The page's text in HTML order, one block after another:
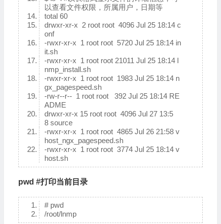
以查看文件权限，所属用户，日期等
total 60
drwxr-xr-x 2 root root 4096 Jul 25 18:14 c
onf
-rwxr-xr-x 1 root root 5720 Jul 25 18:14 in
it.sh
-rwxr-xr-x 1 root root 21011 Jul 25 18:14 l
nmp_install.sh
-rwxr-xr-x 1 root root 1983 Jul 25 18:14 n
gx_pagespeed.sh
-rw-r--r-- 1 root root 392 Jul 25 18:14 RE
ADME
drwxr-xr-x 15 root root 4096 Jul 27 13:5
8 source
-rwxr-xr-x 1 root root 4865 Jul 26 21:58 v
host_ngx_pagespeed.sh
-rwxr-xr-x 1 root root 3774 Jul 25 18:14 v
host.sh
pwd #打印当前目录
# pwd
/root/lnmp